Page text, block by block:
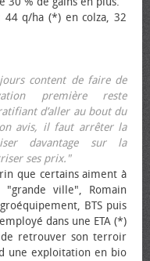
44 q/ha (*) en colza, 32
content de faire de
première reste
d’aller au bout du
avis, il faut arrêter la
davantage sur la
ses prix."
que certains aiment à
ville", Romain
BTS puis
dans une ETA (*)
de retrouver son terroir
une exploitation en bio